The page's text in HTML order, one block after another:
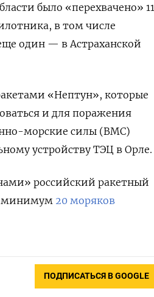
было «перехвачено» 11
в том числе
один — в Астраханской
«Нептун», которые
и для поражения
морские силы (ВМС)
устройству ТЭЦ в Орле.
российский ракетный
минимум 20 моряков
ПОДПИСАТЬСЯ В GOOGLE